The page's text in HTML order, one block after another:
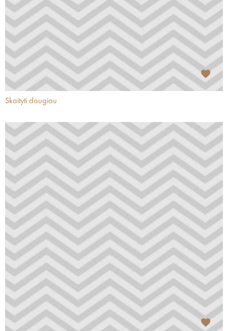
Skaityti daugiau